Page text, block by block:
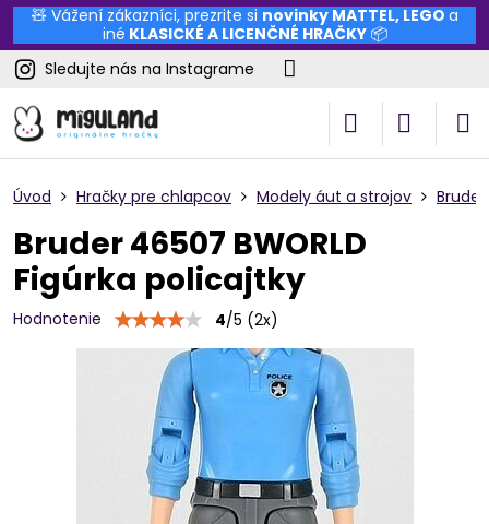
🧸 Vážení zákazníci, prezrite si novinky MATTEL, LEGO a
iné KLASICKÉ A LICENČNÉ HRAČKY📦
Sledujte nás na Instagrame
Úvod Hračky pre chlapcov Modely áut a strojov Bruder
Bruder 46507 BWORLD
Figúrka policajtky
Hodnotenie 4/5 (2x)